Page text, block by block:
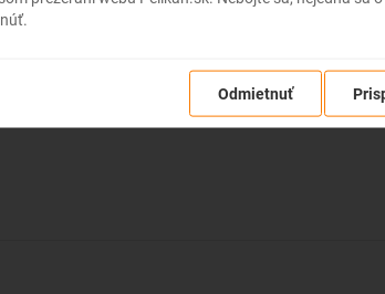
domova a
do
FAQ autopožičovne
Odmietnuť